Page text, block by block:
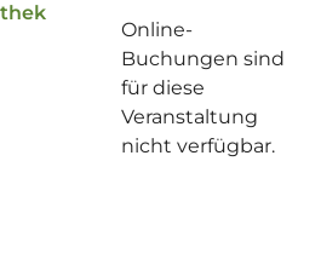
Online-
Buchungen sind
für diese
Veranstaltung
nicht verfügbar.